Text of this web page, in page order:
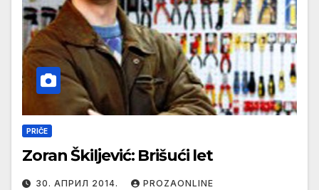
PRIČE
Zoran Škiljević: Brišući let
30. АПРИЛ 2014. PROZAONLINE